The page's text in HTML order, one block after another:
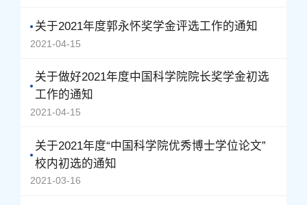
关于2021年度郭永怀奖学金评选工作的通知
2021-04-15
关于做好2021年度中国科学院院长奖学金初选
工作的通知
2021-04-15
关于2021年度“中国科学院优秀博士学位论文”
校内初选的通知
2021-03-16